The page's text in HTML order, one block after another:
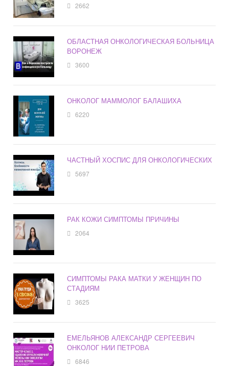
2662
ОБЛАСТНАЯ ОНКОЛОГИЧЕСКАЯ БОЛЬНИЦА
ВОРОНЕЖ
3600
ОНКОЛОГ МАММОЛОГ БАЛАШИХА
6220
ЧАСТНЫЙ ХОСПИС ДЛЯ ОНКОЛОГИЧЕСКИХ
5697
РАК КОЖИ СИМПТОМЫ ПРИЧИНЫ
2064
СИМПТОМЫ РАКА МАТКИ У ЖЕНЩИН ПО
СТАДИЯМ
3625
ЕМЕЛЬЯНОВ АЛЕКСАНДР СЕРГЕЕВИЧ
ОНКОЛОГ НИИ ПЕТРОВА
6846